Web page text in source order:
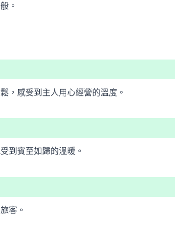
。
，感受到主人用心經營的溫度。
到賓至如歸的溫暖。
客。